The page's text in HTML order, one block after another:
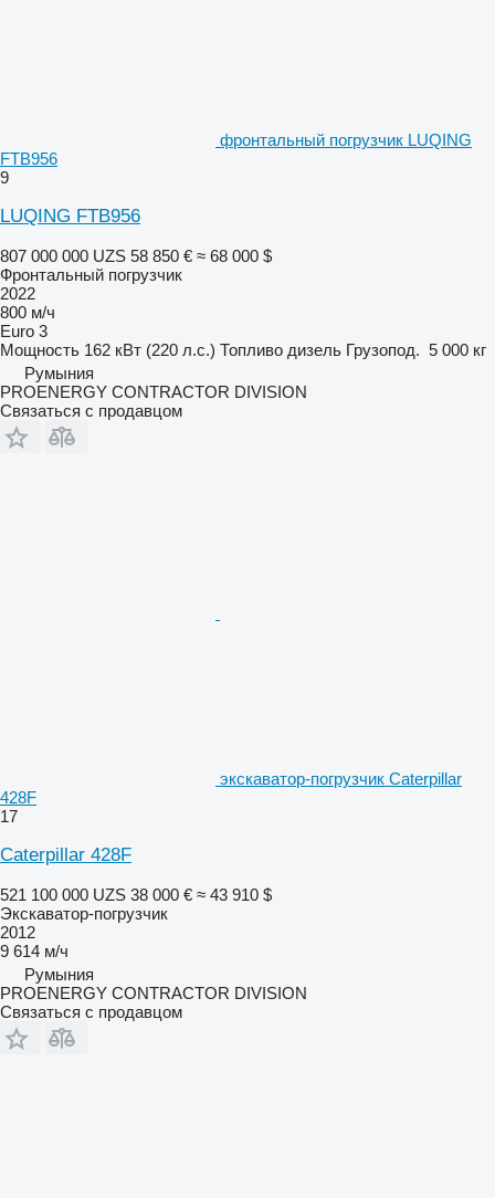
фронтальный погрузчик LUQING
FTB956
9
LUQING FTB956
807 000 000 UZS 58 850 € ≈ 68 000 $
Фронтальный погрузчик
2022
800 м/ч
Euro 3
Мощность 162 кВт (220 л.с.) Топливо дизель Грузопод. 5 000 кг
Румыния
PROENERGY CONTRACTOR DIVISION
Связаться с продавцом
экскаватор-погрузчик Caterpillar
428F
17
Caterpillar 428F
521 100 000 UZS 38 000 € ≈ 43 910 $
Экскаватор-погрузчик
2012
9 614 м/ч
Румыния
PROENERGY CONTRACTOR DIVISION
Связаться с продавцом